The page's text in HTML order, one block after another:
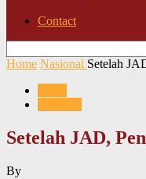
Contact
Home Nasional Setelah
Setelah JAD,
By